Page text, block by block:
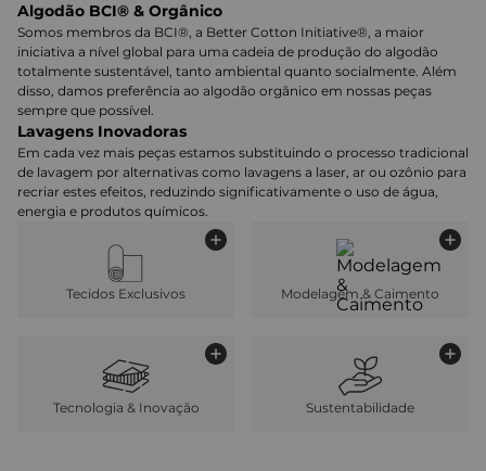
Algodão BCI® & Orgânico
Somos membros da BCI®, a Better Cotton Initiative®, a maior
iniciativa a nível global para uma cadeia de produção do algodão
totalmente sustentável, tanto ambiental quanto socialmente. Além
disso, damos preferência ao algodão orgânico em nossas peças
sempre que possível.
Lavagens Inovadoras
Em cada vez mais peças estamos substituindo o processo tradicional
de lavagem por alternativas como lavagens a laser, ar ou ozônio para
recriar estes efeitos, reduzindo significativamente o uso de água,
energia e produtos químicos.
Tecidos Exclusivos Modelagem & Caimento
Tecnologia & Inovação Sustentabilidade